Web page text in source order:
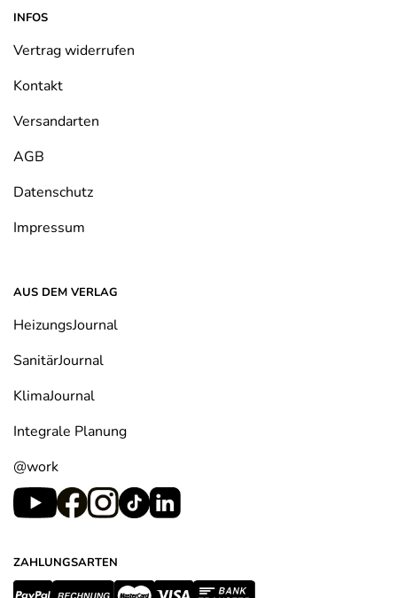
INFOS
Vertrag widerrufen
Kontakt
Versandarten
AGB
Datenschutz
Impressum
AUS DEM VERLAG
HeizungsJournal
SanitärJournal
KlimaJournal
Integrale Planung
@work
ZAHLUNGSARTEN